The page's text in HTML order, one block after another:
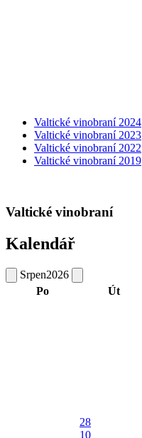
Valtické vinobraní 2024
Valtické vinobraní 2023
Valtické vinobraní 2022
Valtické vinobraní 2019
Valtické vinobraní
Kalendář
Srpen2026
Po
Út
28
10